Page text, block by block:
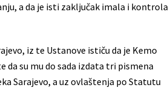
a da je isti zaključak imala i kontrola
iz te Ustanove ističu da je Kemo
da su mu do sada izdata tri pismena
Sarajevo, a uz ovlaštenja po Statutu